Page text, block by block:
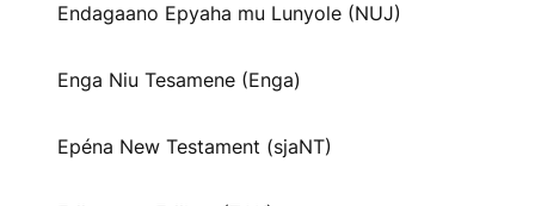
Endagaano Epyaha mu Lunyole (NUJ)
Enga Niu Tesamene (Enga)
Epéna New Testament (sjaNT)